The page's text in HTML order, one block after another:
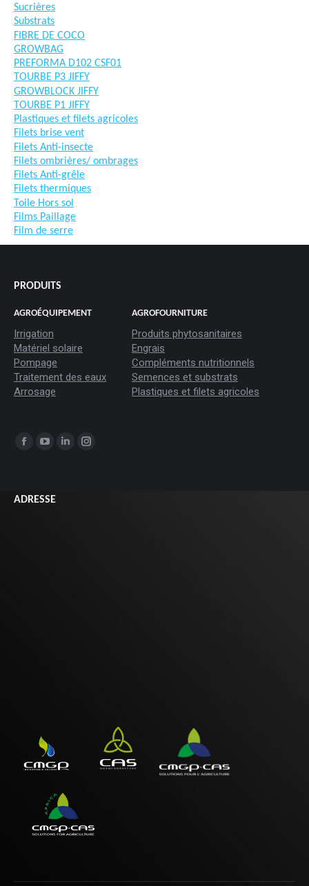
Sucrières
Substrats
FIBRE DE COCO
GROWBAG
PREFORMA D102 CSF01
TOURBE P3 JIFFY
GROWBLOCK JIFFY
TOURBE P1 JIFFY
Plastiques et filets agricoles
Filets brise vent
Filets Anti-insecte
Filets ombrières/ ombrages
Filets Anti-grêle
Filets thermiques
Toile Hors sol
Films Paillage
Film de serre
PRODUITS
AGROÉQUIPEMENT
Irrigation
Matériel solaire
Pompage
Traitement des eaux
Arrosage
AGROFOURNITURE
Produits phytosanitaires
Engrais
Compléments nutritionnels
Semences et substrats
Plastiques et filets agricoles
Trouvez nous sur :
s'ouvres'ouvre
La
ADRESSE